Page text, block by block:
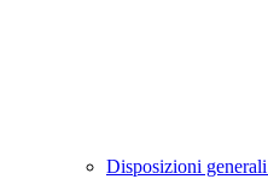
Disposizioni generali